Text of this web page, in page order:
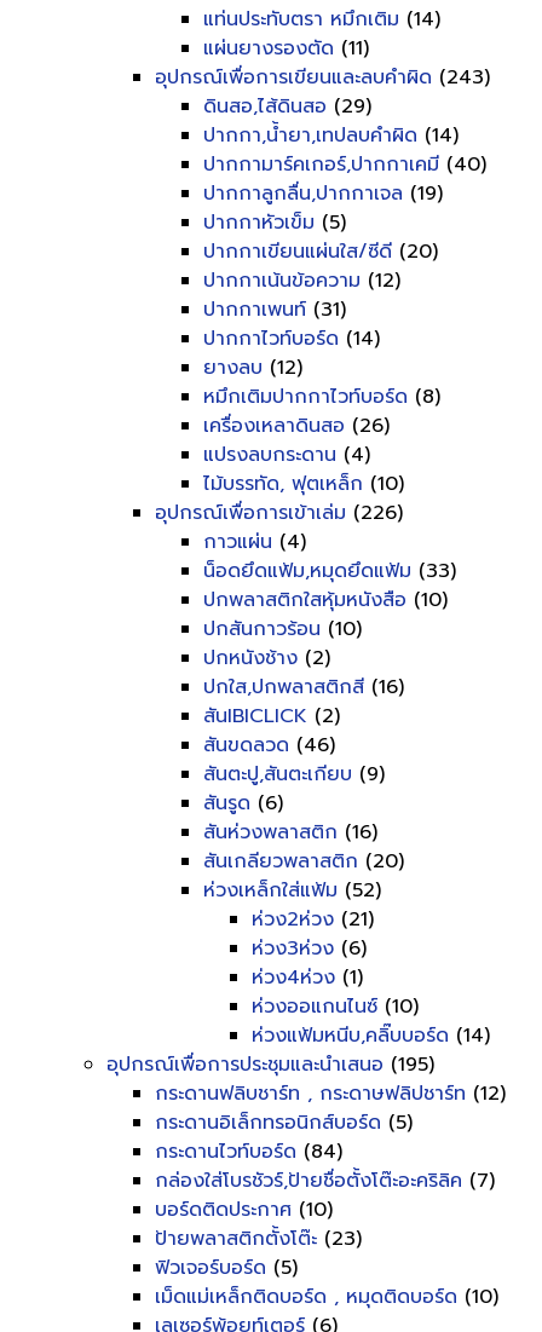
แท่นประทับตรา หมึกเติม (14)
แผ่นยางรองตัด (11)
อุปกรณ์เพื่อการเขียนและลบคำผิด (243)
ดินสอ,ไส้ดินสอ (29)
ปากกา,น้ำยา,เทปลบคำผิด (14)
ปากกามาร์คเกอร์,ปากกาเคมี (40)
ปากกาลูกลื่น,ปากกาเจล (19)
ปากกาหัวเข็ม (5)
ปากกาเขียนแผ่นใส/ซีดี (20)
ปากกาเน้นข้อความ (12)
ปากกาเพนท์ (31)
ปากกาไวท์บอร์ด (14)
ยางลบ (12)
หมึกเติมปากกาไวท์บอร์ด (8)
เครื่องเหลาดินสอ (26)
แปรงลบกระดาน (4)
ไม้บรรทัด, ฟุตเหล็ก (10)
อุปกรณ์เพื่อการเข้าเล่ม (226)
กาวแผ่น (4)
น็อดยึดแฟ้ม,หมุดยึดแฟ้ม (33)
ปกพลาสติกใสหุ้มหนังสือ (10)
ปกสันกาวร้อน (10)
ปกหนังช้าง (2)
ปกใส,ปกพลาสติกสี (16)
สันIBICLICK (2)
สันขดลวด (46)
สันตะปู,สันตะเกียบ (9)
สันรูด (6)
สันห่วงพลาสติก (16)
สันเกลียวพลาสติก (20)
ห่วงเหล็กใส่แฟ้ม (52)
ห่วง2ห่วง (21)
ห่วง3ห่วง (6)
ห่วง4ห่วง (1)
ห่วงออแกนไนซ์ (10)
ห่วงแฟ้มหนีบ,คลิ๊บบอร์ด (14)
อุปกรณ์เพื่อการประชุมและนำเสนอ (195)
กระดานฟลิบชาร์ท , กระดาษฟลิปชาร์ท (12)
กระดานอิเล็กทรอนิกส์บอร์ด (5)
กระดานไวท์บอร์ด (84)
กล่องใส่โบรชัวร์,ป้ายชื่อตั้งโต๊ะอะคริลิค (7)
บอร์ดติดประกาศ (10)
ป้ายพลาสติกตั้งโต๊ะ (23)
ฟิวเจอร์บอร์ด (5)
เม็ดแม่เหล็กติดบอร์ด , หมุดติดบอร์ด (10)
เลเซอร์พ้อยท์เตอร์ (6)